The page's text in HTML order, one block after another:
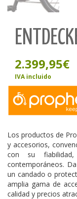
2.399,95€
IVA incluido
Los productos de
y accesorios,
con su
contemporáneos.
un candado o
amplia gama de
calidad y precios